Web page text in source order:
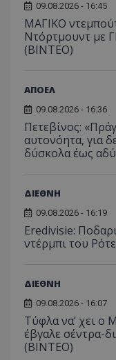
09.08.2026 - 16:45
ΜΑΓΙΚΟ
Ντόρτμουντ με
(ΒΙΝΤΕΟ)
ΑΠΟΕΛ
09.08.2026 - 16:36
Πετεβίνος:
αυτονόητα, για
δύσκολα έως
ΔΙΕΘΝΗ
09.08.2026 - 16:19
Eredivisie:
ντέρμπι του
ΔΙΕΘΝΗ
09.08.2026 - 16:07
Τύφλα να’ χει ο
έβγαλε σέντρα-
(ΒΙΝΤΕΟ)